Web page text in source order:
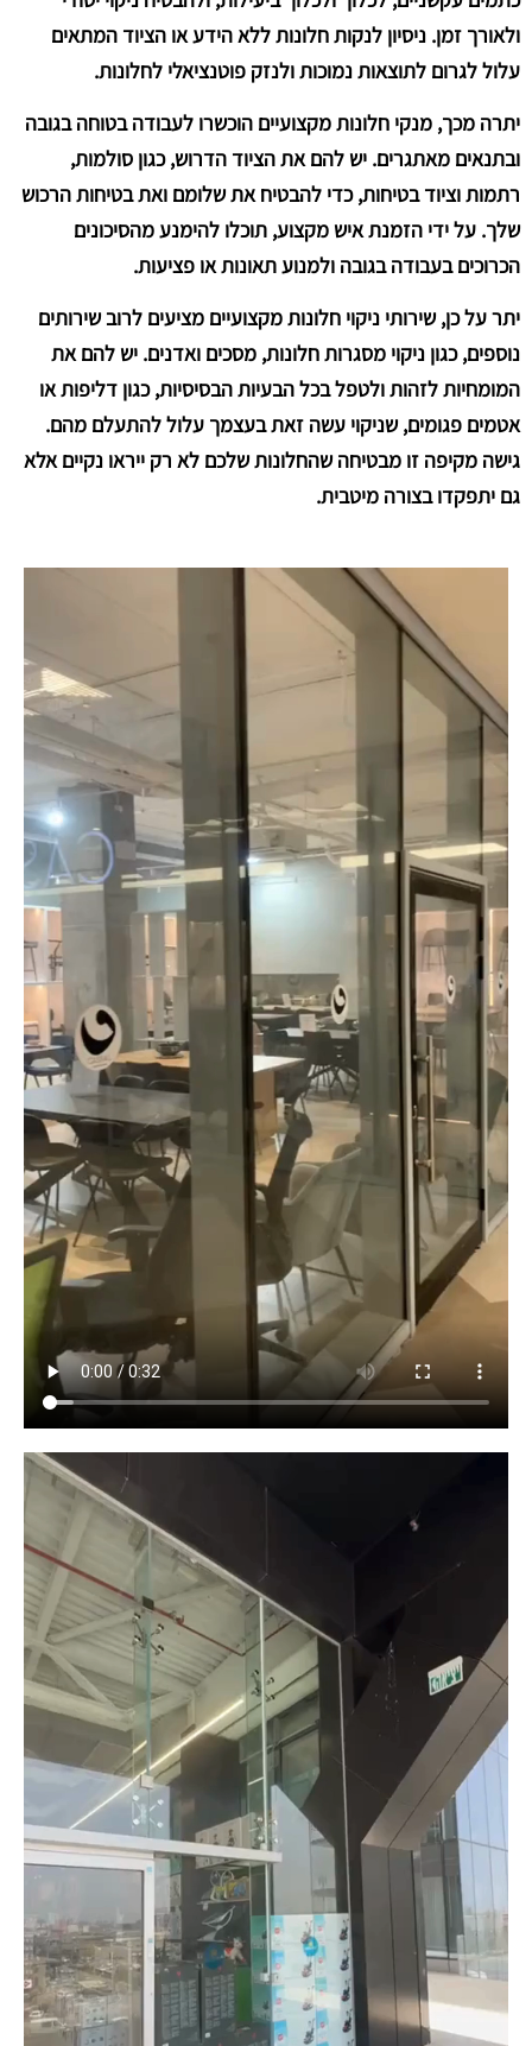
ולאורך זמן. ניסיון לנקות חלונות ללא הידע או הציוד המתאים
עלול לגרום לתוצאות נמוכות ולנזק פוטנציאלי לחלונות.
יתרה מכך, מנקי חלונות מקצועיים הוכשרו לעבודה בטוחה בגובה
ובתנאים מאתגרים. יש להם את הציוד הדרוש, כגון סולמות,
רתמות וציוד בטיחות, כדי להבטיח את שלומם ואת בטיחות הרכוש
שלך. על ידי הזמנת איש מקצוע, תוכלו להימנע מהסיכונים
הכרוכים בעבודה בגובה ולמנוע תאונות או פציעות.
יתר על כן, שירותי ניקוי חלונות מקצועיים מציעים לרוב שירותים
נוספים, כגון ניקוי מסגרות חלונות, מסכים ואדנים. יש להם את
המומחיות לזהות ולטפל בכל הבעיות הבסיסיות, כגון דליפות או
אטמים פגומים, שניקוי עשה זאת בעצמך עלול להתעלם מהם.
גישה מקיפה זו מבטיחה שהחלונות שלכם לא רק ייראו נקיים אלא
גם יתפקדו בצורה מיטבית.